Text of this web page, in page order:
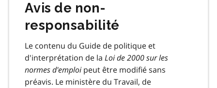
Avis de non-
responsabilité
Le contenu du Guide de politique et
d'interprétation de la Loi de 2000 sur les
normes d'emploipeut être modifié sans
préavis. Le ministère du Travail, de